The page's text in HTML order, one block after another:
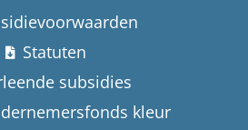
Statuten
subsidies
kleur